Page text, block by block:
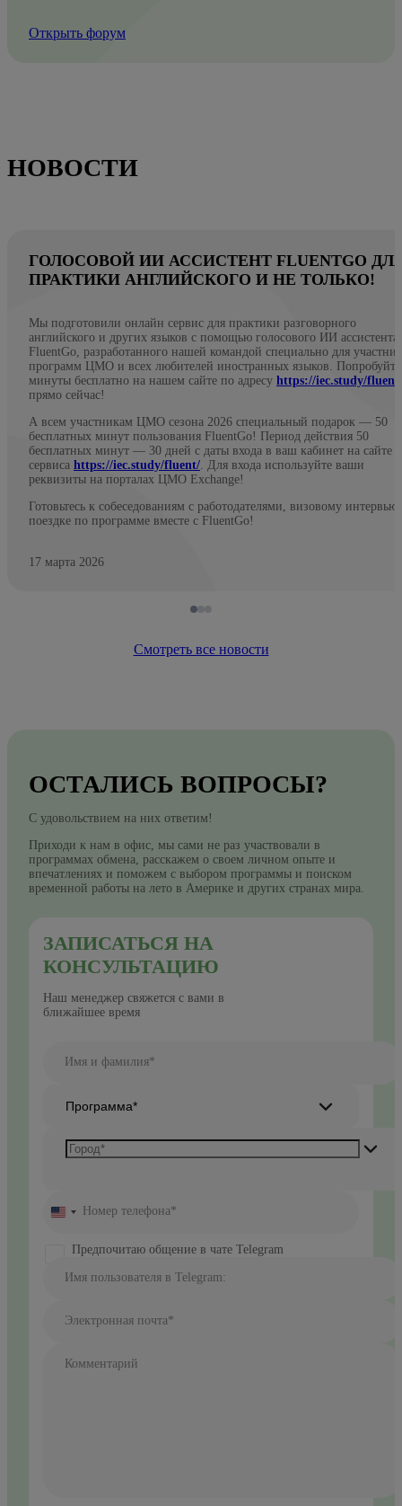
Открыть форум
НОВОСТИ
ГОЛОСОВОЙ ИИ АССИСТЕНТ FLUENTGO
ПРАКТИКИ АНГЛИЙСКОГО И НЕ ТОЛЬКО!
Мы подготовили онлайн сервис для практики разговорного
английского и других языков с помощью голосового ИИ ассистента
FluentGo, разработанного нашей командой специально для
программ ЦМО и всех любителей иностранных языков.
минуты бесплатно на нашем сайте по адресу https://iec.study/fluent/
прямо сейчас!
А всем участникам ЦМО сезона 2026 специальный подарок — 50
бесплатных минут пользования FluentGo! Период действия 50
бесплатных минут — 30 дней с даты входа в ваш кабинет на сайте
сервиса https://iec.study/fluent/. Для входа используйте ваши
реквизиты на порталах ЦМО Exchange!
Готовьтесь к собеседованиям с работодателями, визовому интервью
поездке по программе вместе с FluentGo!
17 марта 2026
Смотреть все новости
ОСТАЛИСЬ ВОПРОСЫ?
С удовольствием на них ответим!
Приходи к нам в офис, мы сами не раз участвовали в
программах обмена, расскажем о своем личном опыте и
впечатлениях и поможем с выбором программы и поиском
временной работы на лето в Америке и других странах мира.
ЗАПИСАТЬСЯ НА
КОНСУЛЬТАЦИЮ
Наш менеджер свяжется с вами в
ближайшее время
Имя и фамилия*
Программа*
United
+1
Номер телефона*
Предпочитаю общение в чате Telegram
Имя пользователя в Telegram:
Электронная почта*
Комментарий